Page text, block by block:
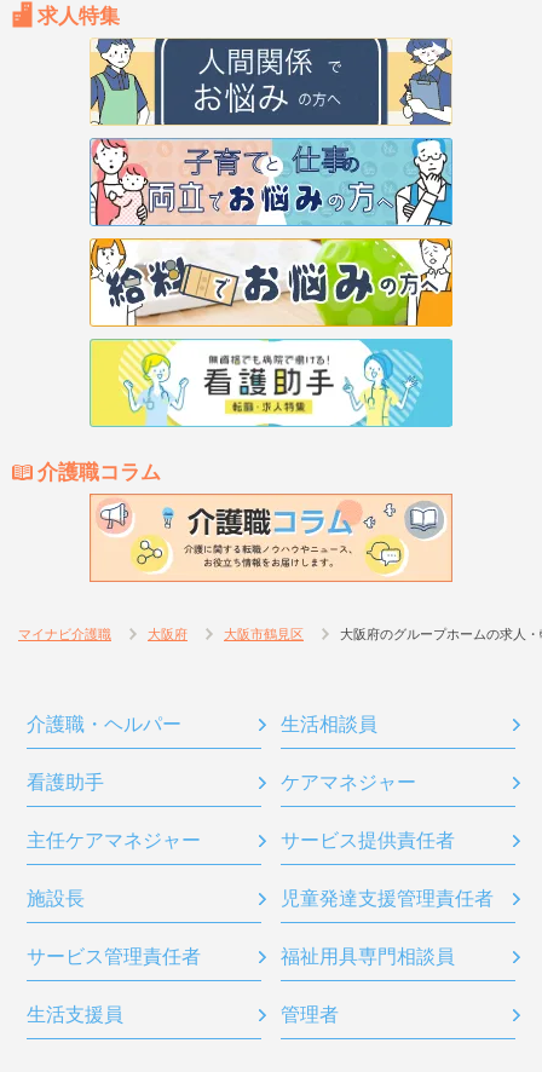
求人特集
介護職コラム
マイナビ介護職 大阪府 大阪市鶴見区 大阪府のグループホームの求人
介護職・ヘルパー 生活相談員
看護助手 ケアマネジャー
主任ケアマネジャー サービス提供責任者
施設長 児童発達支援管理責任者
サービス管理責任者 福祉用具専門相談員
生活支援員 管理者